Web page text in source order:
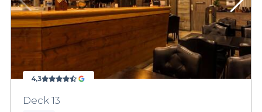
4,3
Deck 13